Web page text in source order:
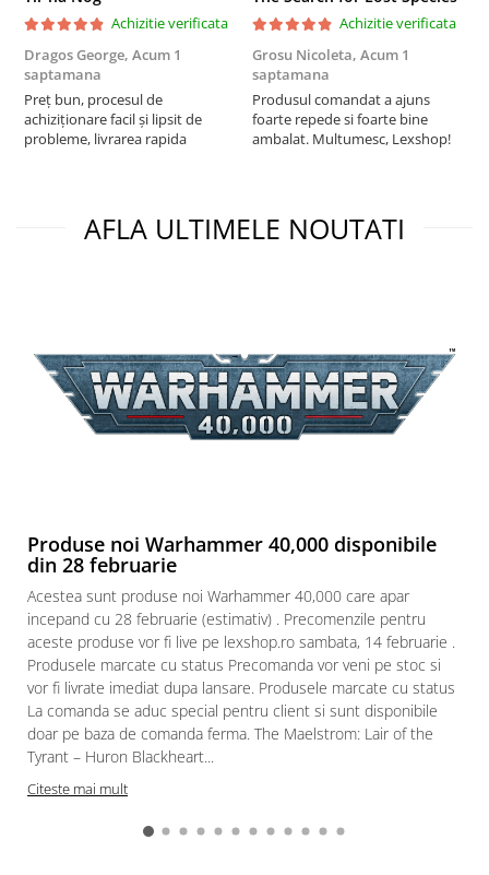
Puzzle 3D
Puzzle 8000 piese
Puzzle 150 piese
Puzzle 1000 piese fluorescent
Puzzle din lemn
Puzzle 24 piese
Puzzle 275 piese
Puzzle 550 piese
Warhammer
Starter Sets
Books and Codex
Accesorii
Figurine
Star Wars figurine
Friday The 13th
Marvel Univers
Figurine diverse
Achizitie verificata
Dragos George, Acum 1
saptamana
Preț bun, procesul de
achiziționare facil și lipsit de
probleme, livrarea rapida
Achizitie verificata
Grosu Nicoleta, Acum 1
saptamana
Produsul comandat a ajuns
foarte repede si foarte bine
ambalat. Multumesc, Lexshop!
AFLA ULTIMELE NOUTATI
Produse noi Warhammer 40,000 disponibile
din 28 februarie
Acestea sunt produse noi Warhammer 40,000 care apar
incepand cu 28 februarie (estimativ) . Precomenzile pentru
aceste produse vor fi live pe lexshop.ro sambata, 14 februarie .
Produsele marcate cu status Precomanda vor veni pe stoc si
vor fi livrate imediat dupa lansare. Produsele marcate cu status
La comanda se aduc special pentru client si sunt disponibile
doar pe baza de comanda ferma. The Maelstrom: Lair of the
Tyrant – Huron Blackheart...
Citeste mai mult